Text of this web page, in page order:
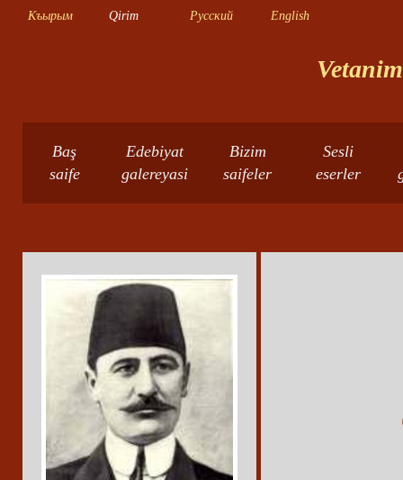
Къырым Qirim Русский English
Baş
saife
Edebiyat
galereyasi
Bizim
saifeler
Sesli
eserler